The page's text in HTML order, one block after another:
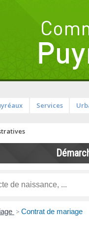
Services
> Contrat de mariage